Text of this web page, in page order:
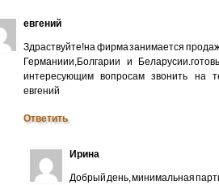
евгений
Здраствуйте!на фирма занимается
Германиии,Болгарии и
интересующим вопросам звонить на
евгений
Ответить
Ирина
Добрый день, минимальная